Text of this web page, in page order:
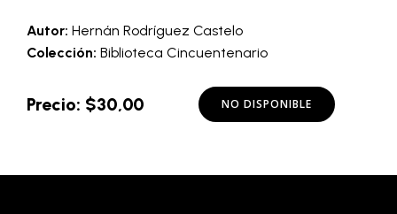
Autor: Hernán Rodríguez Castelo
Colección: Biblioteca Cincuentenario
Precio: $30,00 NO DISPONIBLE